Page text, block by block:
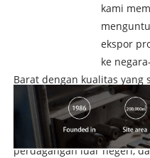
kami
ekspor
ke
Barat dengan kualitas yang
wajar. Kami telah menjalin
panjang dan stabil dengan
dunia. Perusahaan kami
perdagangan luar negeri,